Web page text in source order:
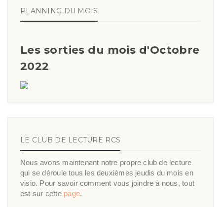
PLANNING DU MOIS
Les sorties du mois d'Octobre
2022
LE CLUB DE LECTURE RCS
Nous avons maintenant notre propre club de lecture
qui se déroule tous les deuxièmes jeudis du mois en
visio. Pour savoir comment vous joindre à nous, tout
est sur cette page.